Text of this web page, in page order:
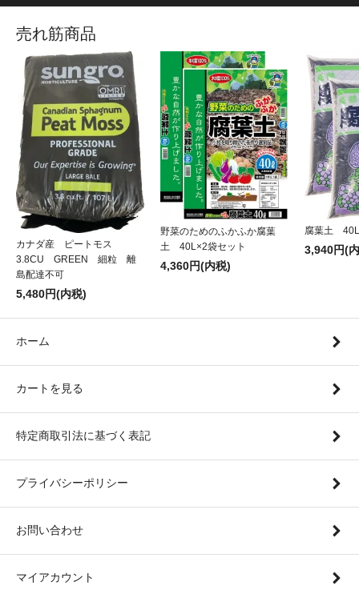
売れ筋商品
カナダ産 ピートモス
3.8CU GREEN 細粒 離
島配達不可
5,480円(内税)
野菜のためのふかふか腐葉
土 40L×2袋セット
4,360円(内税)
腐葉土
3,940円(
ホーム
カートを見る
特定商取引法に基づく表記
プライバシーポリシー
お問い合わせ
マイアカウント